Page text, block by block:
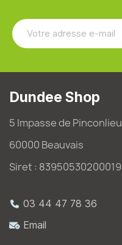
Dundee Shop
5 Impasse de Pinconlieu
60000 Beauvais
Siret : 83950530200019
03 44 47 78 36
Email